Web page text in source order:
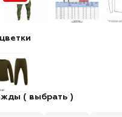
( выбрать )